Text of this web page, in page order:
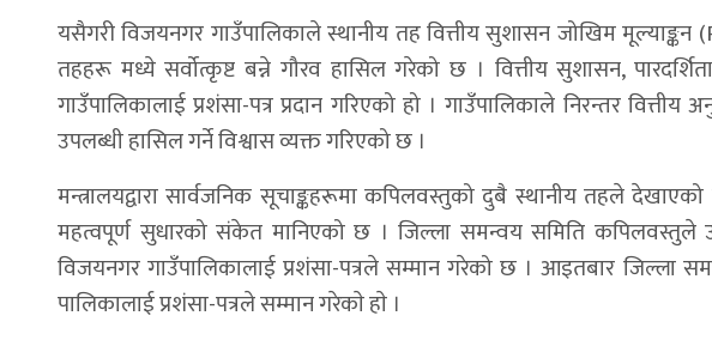
यसैगरी विजयनगर गाउँपालिकाले स्थानीय तह वित्तीय सुशासन जोखिम मूल्याङ्कन
तहहरू मध्ये सर्वोत्कृष्ट बन्ने गौरव हासिल गरेको छ । वित्तीय सुशासन,
गाउँपालिकालाई प्रशंसा-पत्र प्रदान गरिएको हो । गाउँपालिकाले निरन्तर
उपलब्धी हासिल गर्ने विश्वास व्यक्त गरिएको छ ।
मन्त्रालयद्वारा सार्वजनिक सूचाङ्कहरूमा कपिलवस्तुको दुबै स्थानीय तहले
महत्वपूर्ण सुधारको संकेत मानिएको छ । जिल्ला समन्वय समिति कपिलवस्तुले
विजयनगर गाउँपालिकालाई प्रशंसा-पत्रले सम्मान गरेको छ । आइतबार जिल्ला
पालिकालाई प्रशंसा-पत्रले सम्मान गरेकाे हाे ।